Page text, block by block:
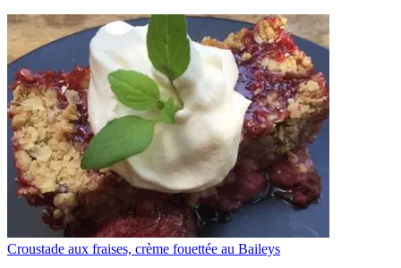
Croustade aux fraises, crème fouettée au Baileys